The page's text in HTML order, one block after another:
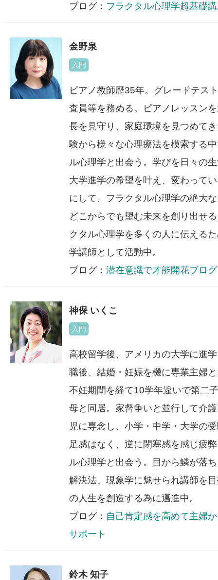
ブログ： フラクタル心理学超基礎
金野泉
入門
ピアノ教師歴35年。グレードテス
査員等を務める。ピアノレッスン
長を見守り、家庭環境を見つめて
験から様々な心理療法を模索する
ル心理学と出会う。学びを日々の
大学進学の希望を叶え、変わって
にして、フラクタル心理学の絶大
どこからでも望む未来を創り出せ
クタル心理学を多くの人に伝える
学講師として活動中。
ブログ： 潜在意識で才能開花ブログ
神保 いくこ
入門
高校留学後、アメリカの大学に進
職後、結婚・妊娠を機に専業主婦
不妊期間を経て10学年違いで第二
母と同居。家督争いと並行して介
児に専念し、小学・中学・大学の
足感はなく、逆に閉塞感を感じ疲
ル心理学と出会う。目から鱗が落
解決法、現象学に魅せられ講師を
の人生を創造する為に邁進中。
ブログ： 自己肯定感を高めて主婦
サポート
鈴木 知子